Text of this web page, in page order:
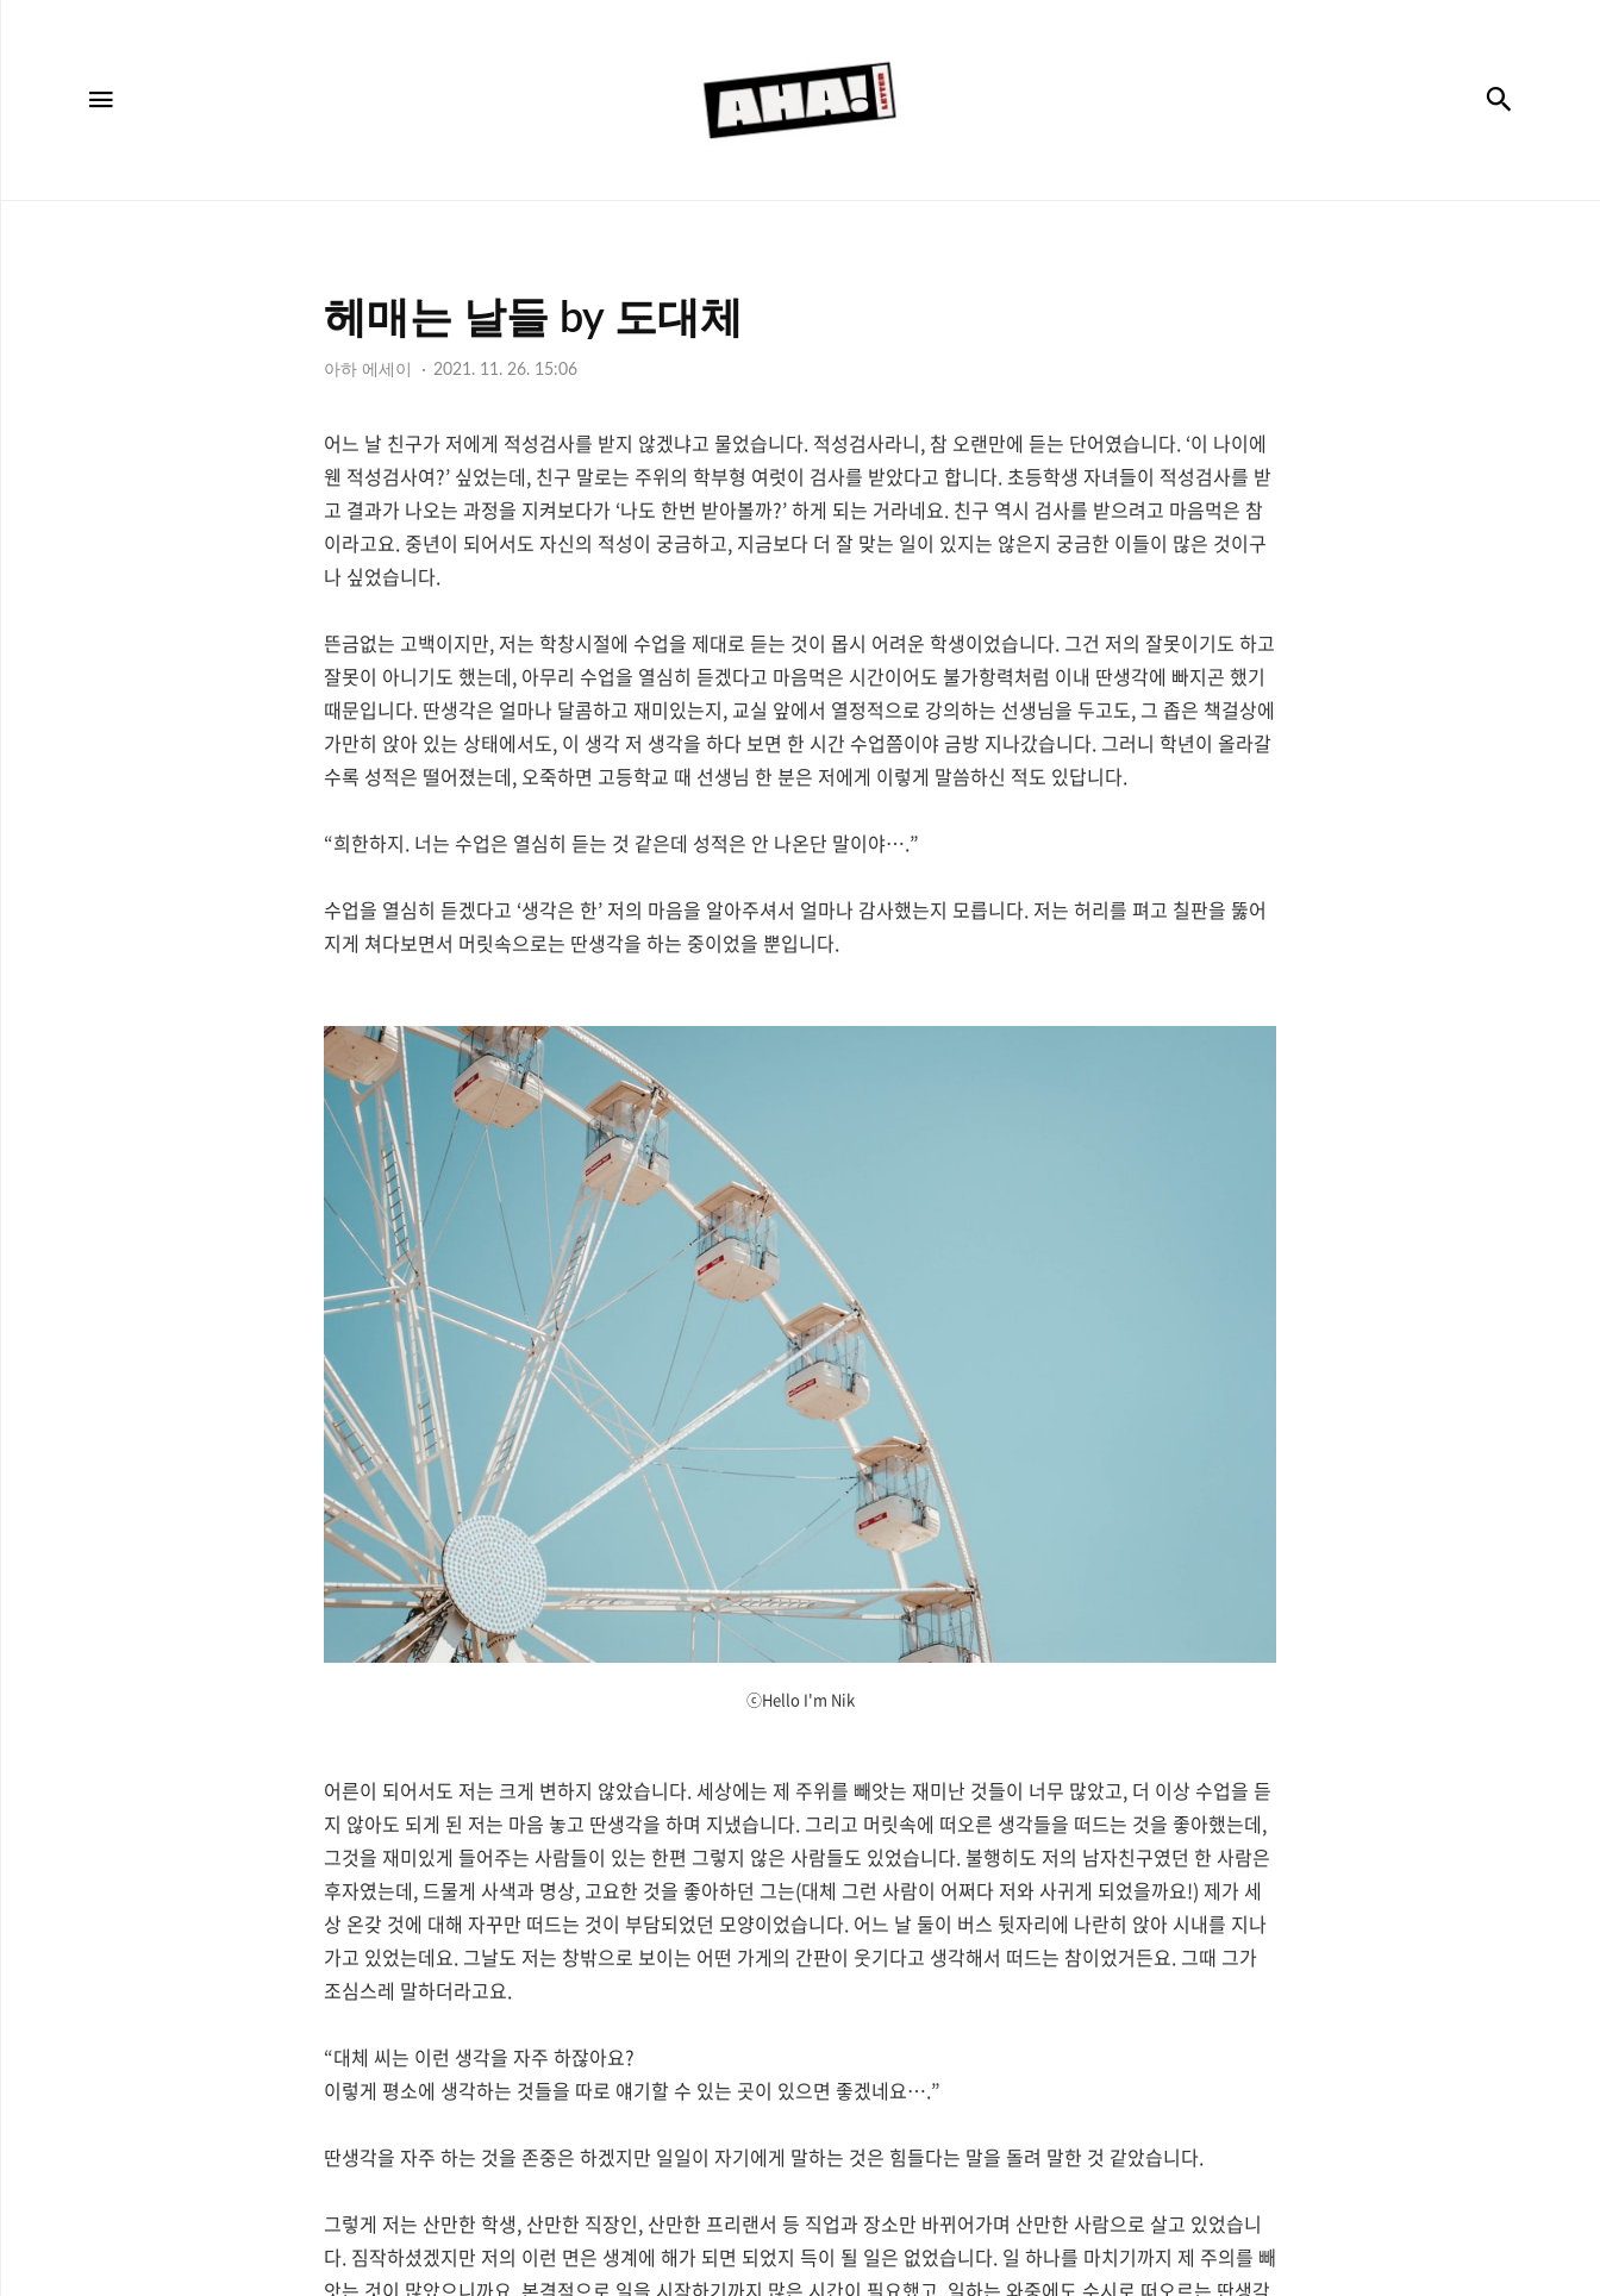
아
하
헤매는 날들 by 도대체
아하 에세이 2021. 11. 26. 15:06
어느 날 친구가 저에게 적성검사를 받지 않겠냐고 물었습니다. 적성검사라니, 참 오랜만에 듣는 단어였습니다. ‘이 나이에
웬 적성검사여?’ 싶었는데, 친구 말로는 주위의 학부형 여럿이 검사를 받았다고 합니다.초등학생 자녀들이 적성검사를 받
고 결과가 나오는 과정을 지켜보다가 ‘나도 한번 받아볼까?’하게 되는 거라네요. 친구 역시 검사를 받으려고 마음먹은 참
이라고요.중년이 되어서도 자신의 적성이 궁금하고, 지금보다 더 잘 맞는 일이 있지는 않은지 궁금한 이들이 많은 것이구
나 싶었습니다.
뜬금없는 고백이지만, 저는 학창시절에 수업을 제대로 듣는 것이 몹시 어려운 학생이었습니다. 그건 저의 잘못이기도 하고
잘못이 아니기도 했는데, 아무리 수업을 열심히 듣겠다고 마음먹은 시간이어도 불가항력처럼 이내 딴생각에 빠지곤 했기
때문입니다. 딴생각은 얼마나 달콤하고 재미있는지, 교실 앞에서 열정적으로 강의하는 선생님을 두고도, 그 좁은 책걸상에
가만히 앉아 있는 상태에서도, 이 생각 저 생각을 하다 보면 한 시간 수업쯤이야 금방 지나갔습니다. 그러니 학년이 올라갈
수록 성적은 떨어졌는데,오죽하면 고등학교 때 선생님 한 분은 저에게 이렇게 말씀하신 적도 있답니다.
“희한하지. 너는 수업은 열심히 듣는 것 같은데 성적은 안 나온단 말이야….”
수업을 열심히 듣겠다고 ‘생각은 한’ 저의 마음을 알아주셔서 얼마나 감사했는지 모릅니다. 저는 허리를 펴고 칠판을 뚫어
지게 쳐다보면서 머릿속으로는 딴생각을 하는 중이었을 뿐입니다.
ⓒHello I'm Nik
어른이 되어서도 저는 크게 변하지 않았습니다. 세상에는 제 주위를 빼앗는 재미난 것들이 너무 많았고, 더 이상 수업을 듣
지 않아도 되게 된 저는 마음 놓고 딴생각을 하며 지냈습니다. 그리고 머릿속에 떠오른 생각들을 떠드는 것을 좋아했는데,
그것을 재미있게 들어주는 사람들이 있는 한편 그렇지 않은 사람들도 있었습니다.불행히도 저의 남자친구였던 한 사람은
후자였는데,드물게 사색과 명상, 고요한 것을 좋아하던 그는(대체 그런 사람이 어쩌다 저와 사귀게 되었을까요!) 제가 세
상 온갖 것에 대해 자꾸만 떠드는 것이 부담되었던 모양이었습니다. 어느 날 둘이 버스 뒷자리에 나란히 앉아 시내를 지나
가고 있었는데요. 그날도 저는 창밖으로 보이는 어떤 가게의 간판이 웃기다고 생각해서 떠드는 참이었거든요. 그때 그가
조심스레 말하더라고요.
“대체 씨는 이런 생각을 자주 하잖아요?
이렇게 평소에 생각하는 것들을 따로 얘기할 수 있는 곳이 있으면 좋겠네요….”
딴생각을 자주 하는 것을 존중은 하겠지만 일일이 자기에게 말하는 것은 힘들다는 말을 돌려 말한 것 같았습니다.
그렇게 저는 산만한 학생, 산만한 직장인, 산만한 프리랜서 등 직업과 장소만 바뀌어가며 산만한 사람으로 살고 있었습니
다. 짐작하셨겠지만 저의 이런 면은 생계에 해가 되면 되었지 득이 될 일은 없었습니다. 일 하나를 마치기까지 제 주의를 빼
앗는 것이 많았으니까요.본격적으로 일을 시작하기까지 많은 시간이 필요했고, 일하는 와중에도 수시로 떠오르는 딴생각